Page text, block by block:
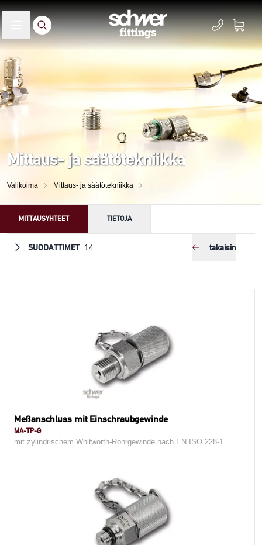
Mittaus- ja säätötekniikka
Valikoima Mittaus- ja säätötekniikka
MITTAUSYHTEET TIETOJA
SUODATTIMET 14 takaisin
Meßanschluss mit Einschraubgewinde
MA-TP-G
mit zylindrischem Whitworth-Rohrgewinde nach EN ISO 228-1